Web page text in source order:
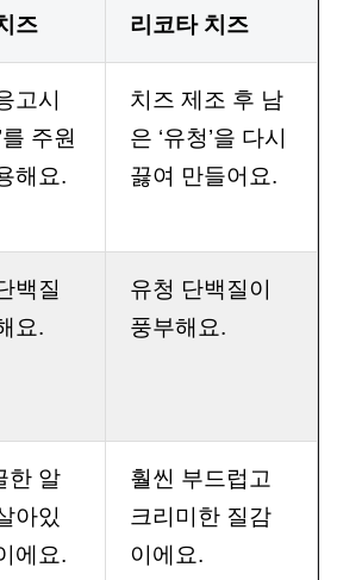
즈 리코타 치즈
고시
를 주원
해요.
치즈 제조 후 남
은 ‘유청’을 다시
끓여 만들어요.
백질
요.
유청 단백질이
풍부해요.
한 알
아있
에요.
훨씬 부드럽고
크리미한 질감
이에요.